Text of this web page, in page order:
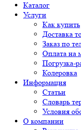
Каталог
Услуги
Как купить
Доставка
Заказ по
Оплата на
Погрузка-
Колеровка
Информация
Статьи
Словарь
Условия
О компании